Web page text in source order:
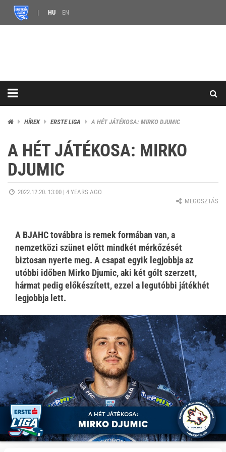
HU EN
HÍREK ERSTE LIGA A HÉT JÁTÉKOSA: MIRKO DJUMIC
A HÉT JÁTÉKOSA: MIRKO
DJUMIC
2022.12.20. 13:00 | 4 YEARS AGO
MEGOSZTÁS
A BJAHC továbbra is remek formában van, a
nemzetközi szünet előtt mindkét mérkőzését
biztosan nyerte meg. A csapat egyik legjobbja az
utóbbi időben Mirko Djumic, aki két gólt szerzett,
hármat pedig előkészített, ezzel a legutóbbi játékhét
legjobbja lett.